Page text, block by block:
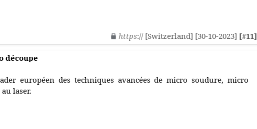
https:// [Switzerland] [30-10-2023] [#11]
découpe
européen des techniques avancées de micro soudure, micro
laser.